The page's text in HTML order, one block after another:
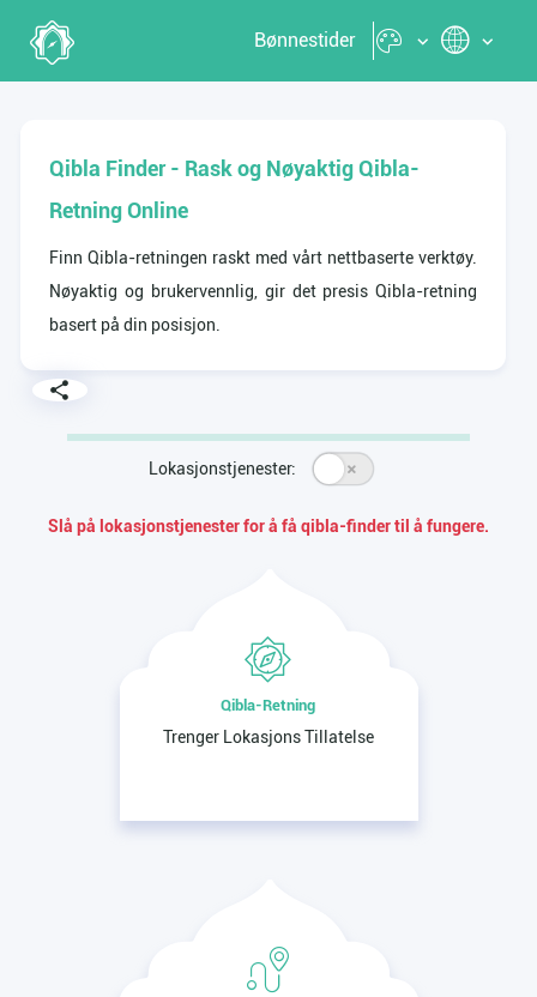
Bønnestider
Qibla Finder - Rask og Nøyaktig Qibla-
Retning Online
Finn Qibla-retningen raskt med vårt nettbaserte verktøy.
Nøyaktig og brukervennlig, gir det presis Qibla-retning
basert på din posisjon.
Lokasjonstjenester:
Slå på lokasjonstjenester for å få qibla-finder til å fungere.
Qibla-Retning
Trenger Lokasjons Tillatelse